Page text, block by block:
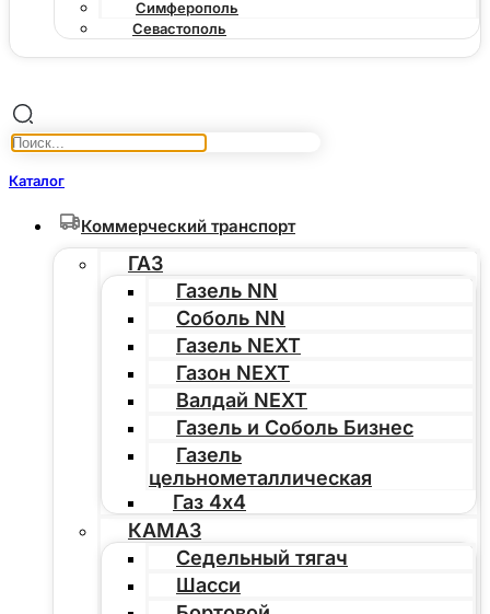
Симферополь
Севастополь
Каталог
Коммерческий транспорт
ГАЗ
Газель NN
Соболь NN
Газель NEXT
Газон NEXT
Валдай NEXT
Газель и Соболь Бизнес
Газель
цельнометаллическая
Газ 4х4
КАМАЗ
Седельный тягач
Шасси